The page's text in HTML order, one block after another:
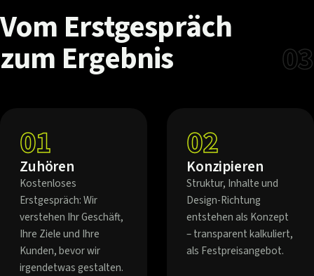
Vom Erstgespräch
zum Ergebnis
03
01
Zuhören
Kostenloses
Erstgespräch: Wir
verstehen Ihr Geschäft,
Ihre Ziele und Ihre
Kunden, bevor wir
irgendetwas gestalten.
02
Konzipieren
Struktur, Inhalte und
Design-Richtung
entstehen als Konzept
– transparent kalkuliert,
als Festpreisangebot.